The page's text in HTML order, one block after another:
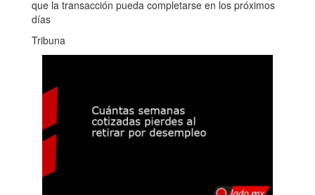
que la transacción pueda completarse en los próximos
días
Tribuna